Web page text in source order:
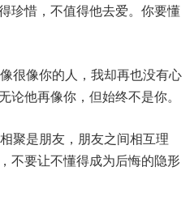
珍惜，不值得他去爱。你要懂
很像你的人，我却再也没有心
他再像你，但始终不是你。
聚是朋友，朋友之间相互理
不要让不懂得成为后悔的隐形